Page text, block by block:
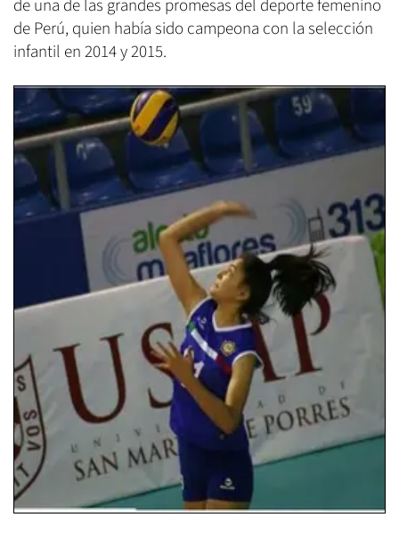
de una de las grandes promesas del deporte femenino
de Perú, quien había sido campeona con la selección
infantil en 2014 y 2015.